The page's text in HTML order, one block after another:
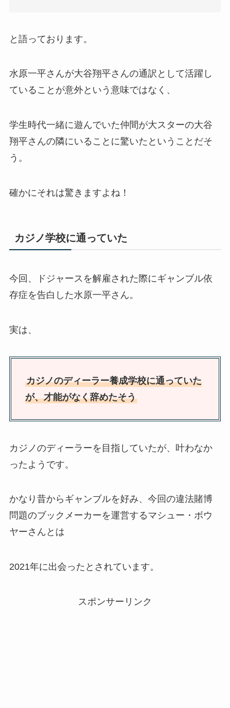
と語っております。
水原一平さんが大谷翔平さんの通訳として活躍し
ていることが意外という意味ではなく、
学生時代一緒に遊んでいた仲間が大スターの大谷
翔平さんの隣にいることに驚いたということだそ
う。
確かにそれは驚きますよね！
カジノ学校に通っていた
今回、ドジャースを解雇された際にギャンブル依
存症を告白した水原一平さん。
実は、
カジノのディーラー養成学校に通っていた
が、才能がなく辞めたそう
カジノのディーラーを目指していたが、叶わなか
ったようです。
かなり昔からギャンブルを好み、今回の違法賭博
問題のブックメーカーを運営するマシュー・ボウ
ヤーさんとは
2021年に出会ったとされています。
スポンサーリンク